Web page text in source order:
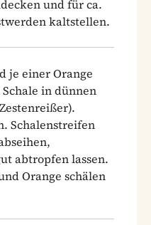
und für ca.
kaltstellen.
je einer Orange
in dünnen
Schalenstreifen
abtropfen lassen.
Orange schälen